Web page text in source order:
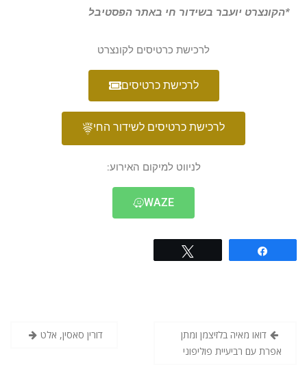
*הקונצרט יועבר בשידור חי באתר הפסטיבל
לרכישת כרטיסים לקונצרט
לרכישת כרטיסים
לרכישת כרטיסים לשידור החי
לניווט למיקום האירוע:
WAZE
דואו מאיה בלזיצמן ומתן
אפרת עם רביעיית פוליפוני
דורין סאסין, אלט